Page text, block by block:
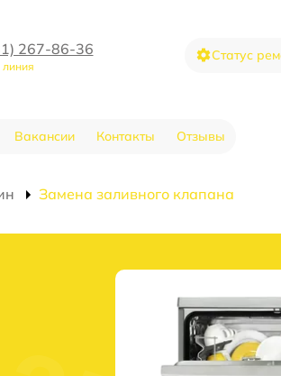
267-86-36 Статус
Вакансии Контакты Отзывы
Замена заливного клапана